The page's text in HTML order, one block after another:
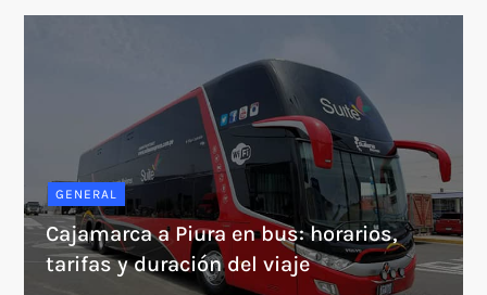
GENERAL
Cajamarca a Piura en bus: horarios,
tarifas y duración del viaje